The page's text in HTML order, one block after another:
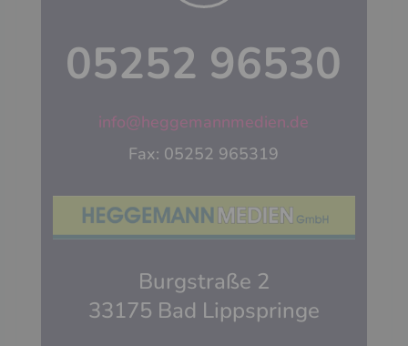
05252 96530
info@heggemannmedien.de
Fax: 05252 965319
Burgstraße 2
33175 Bad Lippspringe